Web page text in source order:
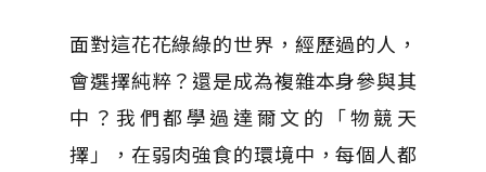
面對這花花綠綠的世界，經歷過的人，
會選擇純粹？還是成為複雜本身參與其
中？我們都學過達爾文的「物競天
擇」，在弱肉強食的環境中，每個人都